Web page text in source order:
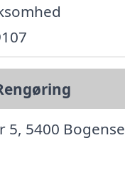
5, 5400 Bogense